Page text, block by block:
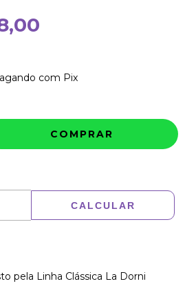
com Pix
CALCULAR
pela Linha Clássica La Dorni